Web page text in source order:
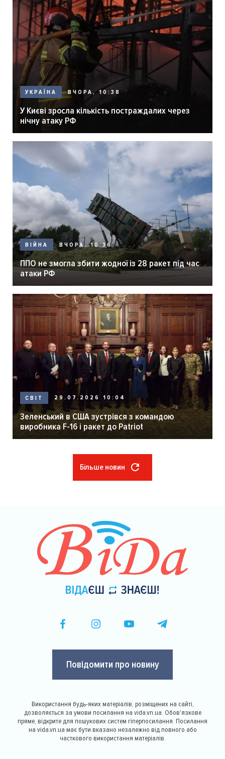
УКРАЇНА ВЧОРА, 10:38
У Києві зросла кількість постраждалих через
нічну атаку РФ
ВІЙНА ВЧОРА, 10:36
ППО не змогла збити жодної із 28 ракет під час
атаки РФ
СВІТ 29.07.2026 10:04
Зеленський в США зустрівся з командою
виробника F-16 і ракет до Patriot
Більше новин
Повідомити про новину
Використання будь-яких матеріалів, розміщених на сайті,
дозволяється за умови посилання на vida.vn.ua. Обов'язкове
пряме, відкрите для пошукових систем гіперпосилання. Посилання
на vida.vn.ua має бути вказано незалежно від повного або
часткового використання матеріалів.